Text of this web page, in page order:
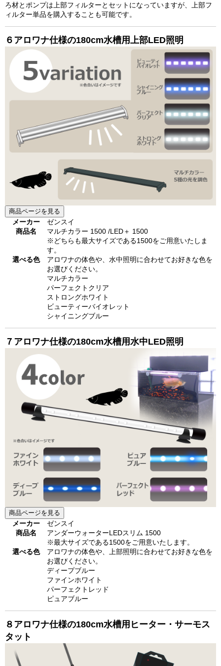
ろ材とポンプは上部フィルターとセットになっていますが、上部フ
ィルター単品を購入することも可能です。
６ アロワナ仕様の180cm水槽用 上部LED照明
商品ページを見る
メーカー
ゼンスイ
商品名
マルチカラー 1500 /LED＋ 1500
※どちらも最大サイズである1500をご用意いたしま
す。
選べる色
アロワナの体色や、水中照明に合わせてお好きな色を
お選びください。
マルチカラー
パーフェクトクリア
ストロングホワイト
ビューティーバイオレット
シャイニングブルー
７ アロワナ仕様の180cm水槽用水中LED照明
商品ページを見る
メーカー
ゼンスイ
商品名
アンダーウォーターLEDスリム 1500
※最大サイズである1500をご用意いたします。
選べる色
アロワナの体色や、上部照明に合わせてお好きな色を
お選びください。
ディープブルー
ファインホワイト
パーフェクトレッド
ピュアブルー
８ アロワナ仕様の180cm水槽用 ヒーター・サーモス
タット